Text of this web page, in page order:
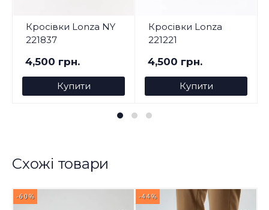
Кросівки Lonza NY
221837
4,500 грн.
Купити
Кросівки Lonza
221221
4,500 грн.
Купити
Схожі товари
-60% -44%